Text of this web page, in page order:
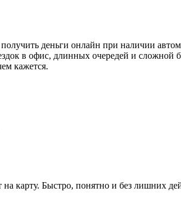
деньги онлайн при наличии
в офис, длинных очередей и сложной
кажется.
карту. Быстро, понятно и без лишних